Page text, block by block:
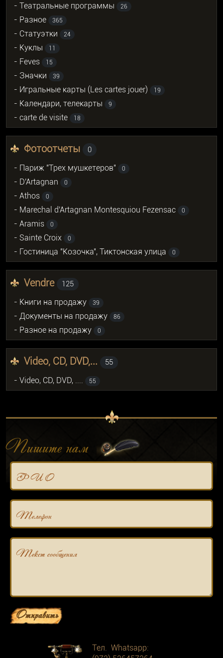
- Театральные программы 26
- Разное 365
- Статуэтки 24
- Куклы 11
- Feves 15
- Значки 39
- Игральные карты (Les cartes jouer) 19
- Календари, телекарты 9
- carte de visite 18
Фотоотчеты 0
- Париж "Трех мушкетеров" 0
- D'Artagnan 0
- Athos 0
- Marechal d'Artagnan Montesquiou Fezensac 0
- Aramis 0
- Sainte Croix 0
- Гостиница "Козочка", Тиктонская улица 0
Vendre 125
- Книги на продажу 39
- Документы на продажу 86
- Разное на продажу 0
Video, CD, DVD,... 55
- Video, CD, DVD, .... 55
Пишите нам
Ф И О
Телефон
Текст сообщения
Отправить
Тел. Whatsapp: